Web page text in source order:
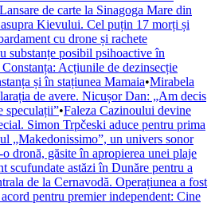
Lansare de carte la Sinagoga Mare din
Kievului. Cel puțin 17 morți și
cu drone și rachete
substanțe posibil psihoactive în
Acțiunile de dezinsecție
și în stațiunea Mamaia•Mirabela
de avere. Nicușor Dan: „Am decis
speculații”•Faleza Cazinoului devine
Simon Trpčeski aduce pentru prima
„Makedonissimo”, un univers sonor
dronă, găsite în apropierea unei plaje
scufundate astăzi în Dunăre pentru a
de la Cernavodă. Operațiunea a fost
pentru premier independent: Cine